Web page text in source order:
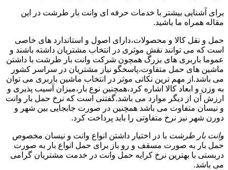
برای آشنایی بیشتر با خدمات حرفه ای وانت بار طرشت در این
مقاله همراه ما باشید.
حمل و نقل کالا و محصولات،دارای اصول و استاندارد های خاصی
است که می توانند نقش موثری در انتخاب مشتریان داشته باشند و
عموما باربری های بزرگ همچون شرکت وانت بار طرشت با داشتن
ماشین های حمل متفاوت،پاسخگو نیاز مشتریان در سراسر کشور
می باشد.از مهم ترین نکاتی موثر در انتخاب ماشین باربری می توان
به وزن و ابعاد کالا اشاره کرد،همچنین نوع بار،میزان آسیب پذیری و
ارزش آن از دیگر موارد می باشد.گفتنی است که نرخ حمل بار وانت
و نیسان متفاوت می باشد همچنین در صورت جابجایی بین شهر و
دورن شهر نیز نرخ متفاوتی را باید پرداخت کرد.
وانت بار طرشت با در اختیار داشتن انواع وانت و نیسان مخصوص
حمل بار به صورت مسقف و رو باز برای حمل انواع بار به صورت
دربستی با بهترین نرخ کرایه حمل وانت در خدمت مشتریان گرامی
می باشد.